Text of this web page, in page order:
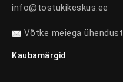
info@tostukikeskus.ee
Võtke meiega ühendust
Kaubamärgid